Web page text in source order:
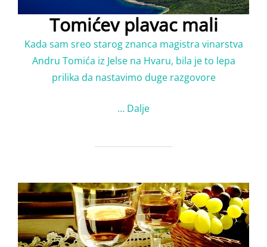
Tomićev plavac mali
Kada sam sreo starog znanca magistra vinarstva
Andru Tomića iz Jelse na Hvaru, bila je to lepa
prilika da nastavimo duge razgovore
… Dalje